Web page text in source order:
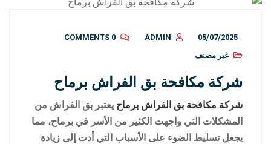
05/07/2025
ADMIN
0 COMMENTS
غير مصنف
شركة مكافحة بق الفراش برماح
شركة مكافحة بق الفراش برماح يعتبر بق الفراش من
المشكلات التي واجهت الكثير من الأسر في برماح، مما
يجعل تسليط الضوء على الأسباب التي أدت إلى زيادة